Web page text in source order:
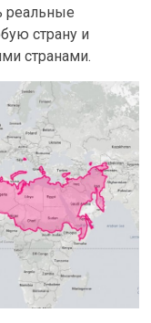
реальные
страну и
странами.